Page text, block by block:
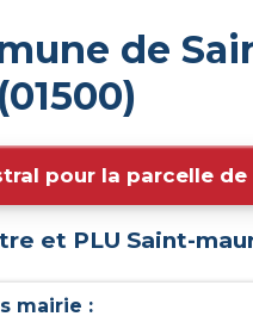
de
pour la parcelle de
et PLU Saint-
mairie :